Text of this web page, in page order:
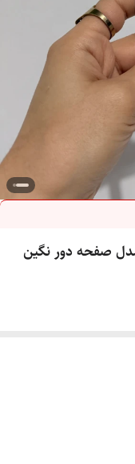
صفحه دور نگین